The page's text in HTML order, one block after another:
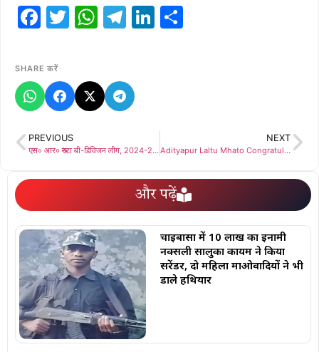
Facebook
Twitter
WhatsApp
Telegram
LinkedIn
SHARE करें
PREVIOUS
एस० आर० रूंगटा बी-डिविजन लीग, 2024-25, प्रताप क्रिकेट क्लब को पराजित कर एस० आर० रूंगटा ग्रुप सेमीफाईनल में
NEXT
Adityapur Laltu Mhato Congratulations to Hemant Soren: लालटू महतो ने प्रचंड बहुमत जीत के लिए हेमंत सोरेन को दी बधाई
और पढ़ें
चाईबासा में 10 लाख का इनामी
नक्सली सालुका कायम ने किया
सरेंडर, दो महिला माओवादियों ने भी
डाले हथियार